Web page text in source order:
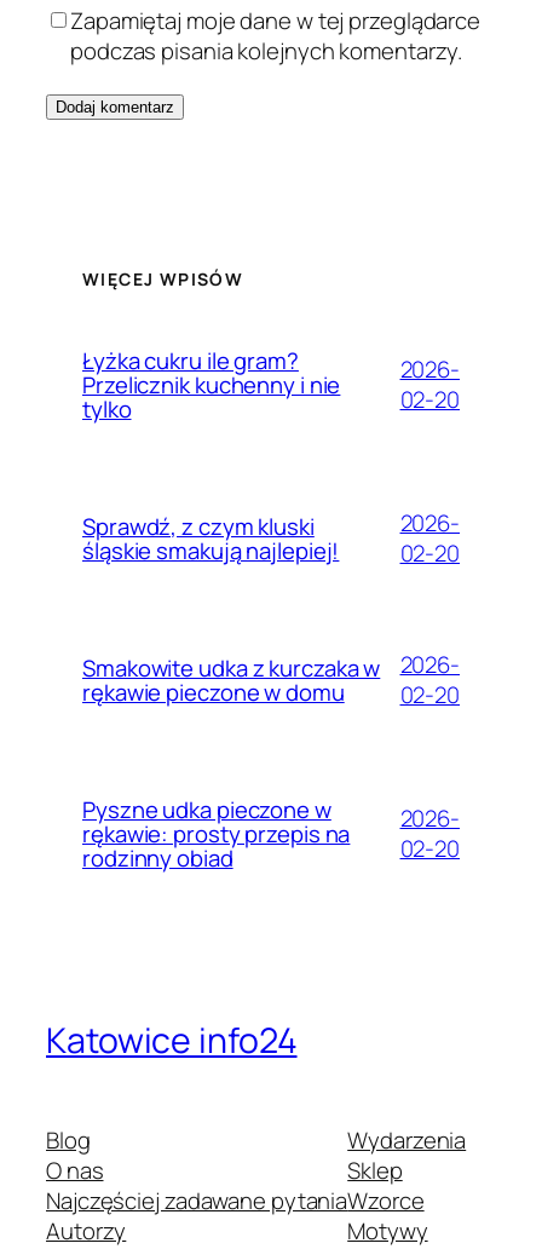
Zapamiętaj moje dane w tej przeglądarce
podczas pisania kolejnych komentarzy.
WIĘCEJ WPISÓW
Łyżka cukru ile gram?
Przelicznik kuchenny i nie
tylko
2026-
02-20
Sprawdź, z czym kluski
śląskie smakują najlepiej!
2026-
02-20
Smakowite udka z kurczaka w
rękawie pieczone w domu
2026-
02-20
Pyszne udka pieczone w
rękawie: prosty przepis na
rodzinny obiad
2026-
02-20
Katowice info24
Blog
O nas
Najczęściej zadawane pytania
Autorzy
Wydarzenia
Sklep
Wzorce
Motywy